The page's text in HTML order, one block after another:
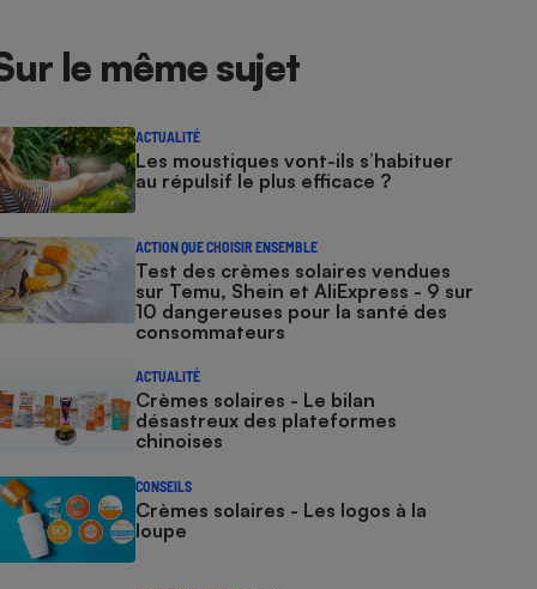
le même sujet
ACTUALITÉ
Les moustiques vont-ils s’habituer
au répulsif le plus efficace ?
ACTION QUE CHOISIR ENSEMBLE
Test des crèmes solaires vendues
sur Temu, Shein et AliExpress - 9 sur
10 dangereuses pour la santé des
consommateurs
ACTUALITÉ
Crèmes solaires - Le bilan
désastreux des plateformes
chinoises
CONSEILS
Crèmes solaires - Les logos à la
loupe